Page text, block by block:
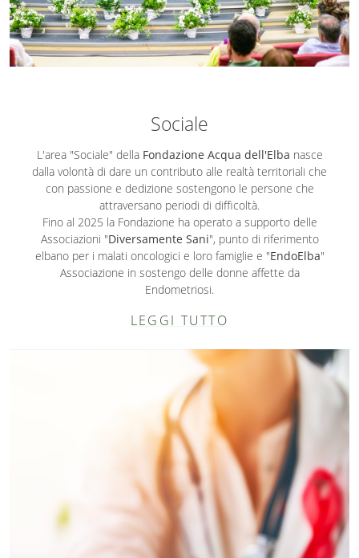
Sociale
L'area "Sociale" della Fondazione Acqua dell'Elba nasce
dalla volontà di dare un contributo alle realtà territoriali che
con passione e dedizione sostengono le persone che
attraversano periodi di difficoltà.
Fino al 2025 la Fondazione ha operato a supporto delle
Associazioni "Diversamente Sani", punto di riferimento
elbano per i malati oncologici e loro famiglie e "EndoElba"
Associazione in sostengo delle donne affette da
Endometriosi.
LEGGI TUTTO